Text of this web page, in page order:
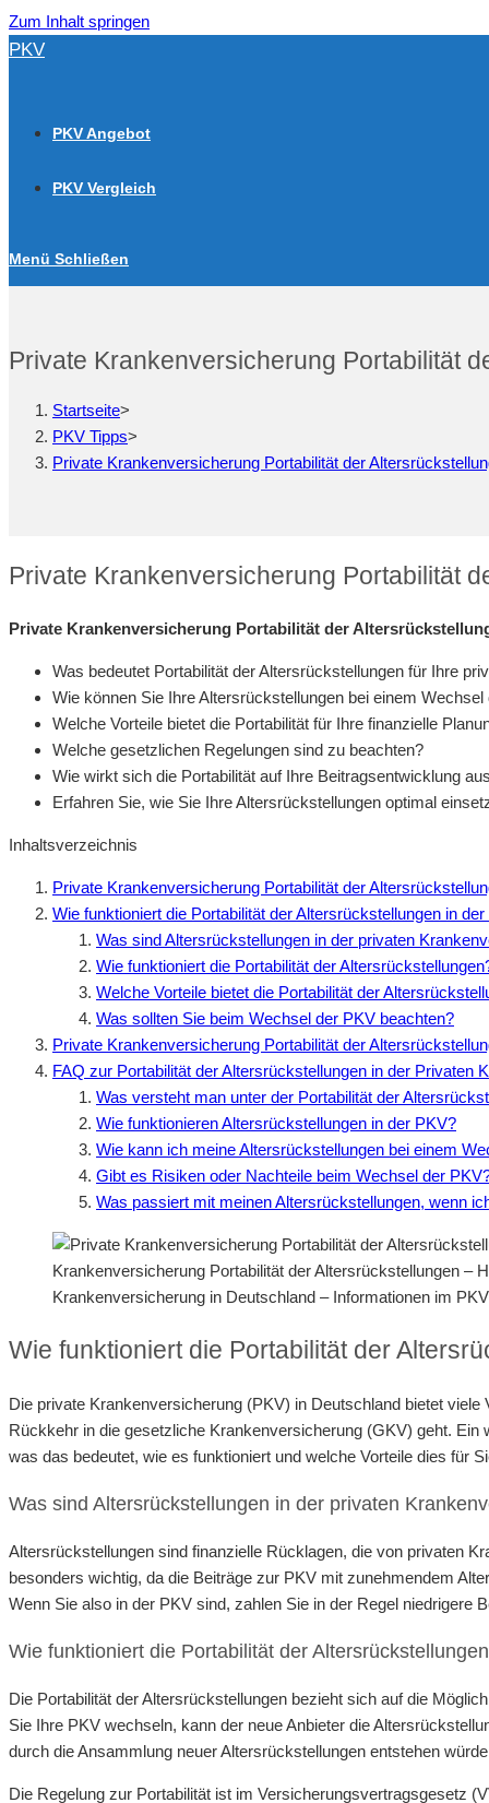
Zum Inhalt springen
PKV
PKV Angebot
PKV Vergleich
Menü Schließen
Private Krankenversicherung Portabilität
Startseite>
PKV Tipps>
Private Krankenversicherung Portabilität der
Private Krankenversicherung Portabilität
Private Krankenversicherung Portabilität der
Was bedeutet Portabilität der Altersrückstellungen für Ihre
Wie können Sie Ihre Altersrückstellungen bei einem
Welche Vorteile bietet die Portabilität für Ihre finanzielle
Welche gesetzlichen Regelungen sind zu beachten?
Wie wirkt sich die Portabilität auf Ihre Beitragsentwicklung
Erfahren Sie, wie Sie Ihre Altersrückstellungen optimal
Inhaltsverzeichnis
Private Krankenversicherung Portabilität der
Wie funktioniert die Portabilität der Altersrückstellungen in
Was sind Altersrückstellungen in der privaten
Wie funktioniert die Portabilität der
Welche Vorteile bietet die Portabilität der
Was sollten Sie beim Wechsel der PKV beachten?
Private Krankenversicherung Portabilität der
FAQ zur Portabilität der Altersrückstellungen in der Privaten
Was versteht man unter der Portabilität der
Wie funktionieren Altersrückstellungen in der PKV?
Wie kann ich meine Altersrückstellungen bei einem
Gibt es Risiken oder Nachteile beim Wechsel der
Was passiert mit meinen Altersrückstellungen, wenn
Krankenversicherung Portabilität der Altersrückstellungen –
Krankenversicherung in Deutschland – Informationen im
Wie funktioniert die Portabilität der
Die private Krankenversicherung (PKV) in Deutschland bietet
Rückkehr in die gesetzliche Krankenversicherung (GKV) geht.
was das bedeutet, wie es funktioniert und welche Vorteile dies für
Was sind Altersrückstellungen in der privaten
Altersrückstellungen sind finanzielle Rücklagen, die von privaten
besonders wichtig, da die Beiträge zur PKV mit zunehmendem
Wenn Sie also in der PKV sind, zahlen Sie in der Regel niedrigere
Wie funktioniert die Portabilität der
Die Portabilität der Altersrückstellungen bezieht sich auf die
Sie Ihre PKV wechseln, kann der neue Anbieter die
durch die Ansammlung neuer Altersrückstellungen entstehen
Die Regelung zur Portabilität ist im Versicherungsvertragsgesetz